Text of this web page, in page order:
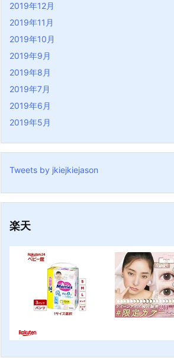
2019年12月
2019年11月
2019年10月
2019年9月
2019年8月
2019年7月
2019年6月
2019年5月
Tweets by jkiejkiejason
楽天